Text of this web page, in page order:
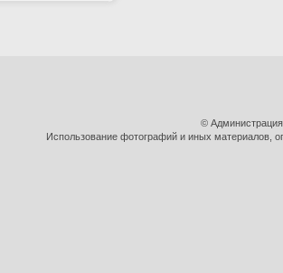
©
Использование фотографий и иных материалов,